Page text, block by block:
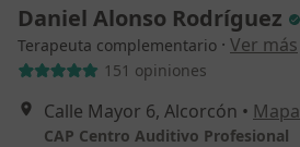
Daniel Alonso Rodríguez
Terapeuta complementario · Ver más
151 opiniones
Calle Mayor 6, Alcorcón • Mapa
CAP Centro Auditivo Profesional